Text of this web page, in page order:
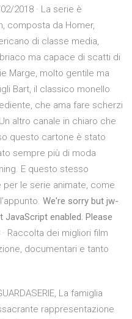
2018 · La serie è
composta da Homer,
di classe media,
ma capace di scatti di
Marge, molto gentile ma
Bart, il classico monello
che ama fare scherzi
altro canale in chiaro che
questo cartone è stato
sempre più di moda
E questo stesso
le serie animate, come
We're sorry but jw-
enabled. Please
Raccolta dei migliori film
documentari e tanto
La famiglia
rappresentazione